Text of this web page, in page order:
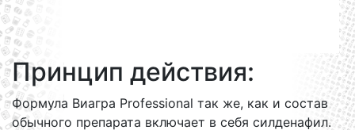
Принцип действия:
Формула Виагра Professional так же, как и состав
обычного препарата включает в себя силденафил.